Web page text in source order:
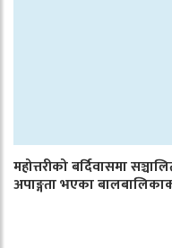
महोत्तरीको बर्दिवासमा
अपाङ्गता भएका